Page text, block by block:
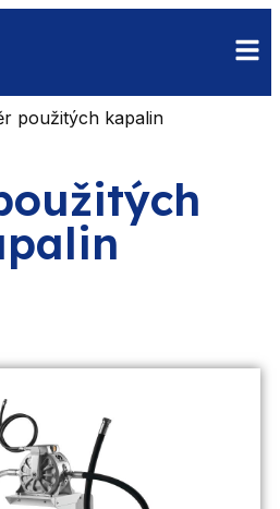
použitých kapalin